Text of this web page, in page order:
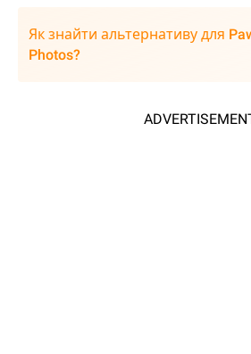
Як знайти альтернативу для
Photos?